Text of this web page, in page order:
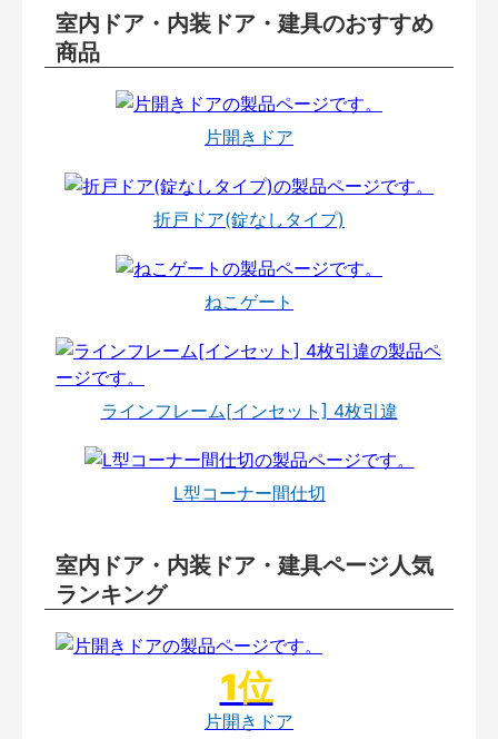
室内ドア・内装ドア・建具のおすすめ
商品
片開きドア
折戸ドア(錠なしタイプ)
ねこゲート
ラインフレーム[インセット] 4枚引違
L型コーナー間仕切
室内ドア・内装ドア・建具ページ人気
ランキング
片開きドア